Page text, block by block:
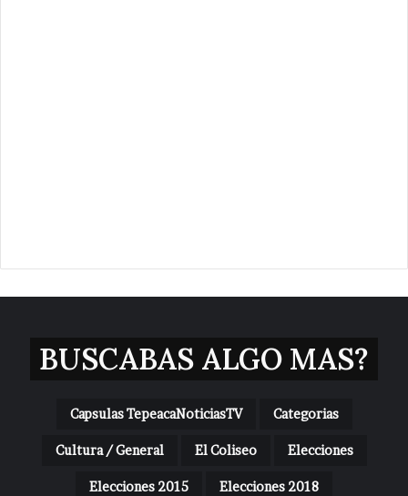
BUSCABAS ALGO MAS?
Capsulas TepeacaNoticiasTV Categorias
Cultura / General El Coliseo Elecciones
Elecciones 2015 Elecciones 2018